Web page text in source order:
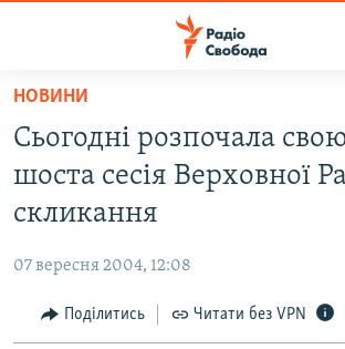
Перейти
основного
матеріалу
до
основної
навігації
Перейти
до
ВСЕ ЗА ДОБУ
ЕКОНОМІКА
СУСПІЛЬСТВО
РОСІЙСЬКА «ФІЛЬТРАЦІЯ»
ДОНБАС.РЕАЛІЇ
НОВИНИ
Сьогодні розпочала
шоста сесія Верховної
скликання
07 вересня 2004, 12:08
Поділитись Читати без VPN